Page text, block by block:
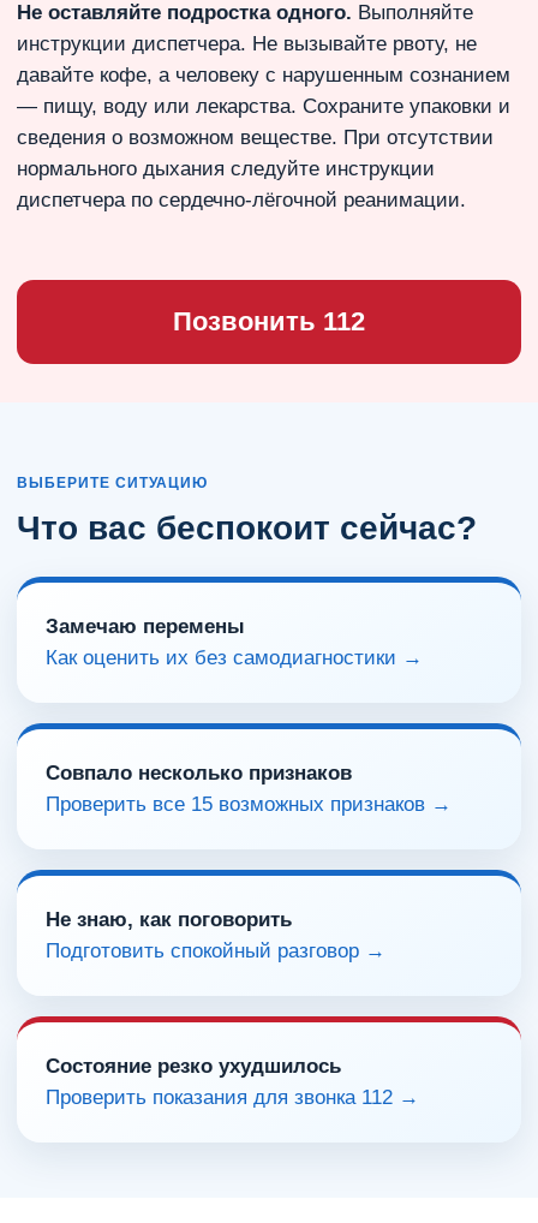
Не оставляйте подростка одного. Выполняйте
инструкции диспетчера. Не вызывайте рвоту, не
давайте кофе, а человеку с нарушенным сознанием
— пищу, воду или лекарства. Сохраните упаковки и
сведения о возможном веществе. При отсутствии
нормального дыхания следуйте инструкции
диспетчера по сердечно-лёгочной реанимации.
Позвонить 112
ВЫБЕРИТЕ СИТУАЦИЮ
Что вас беспокоит сейчас?
Замечаю перемены
Как оценить их без самодиагностики →
Совпало несколько признаков
Проверить все 15 возможных признаков →
Не знаю, как поговорить
Подготовить спокойный разговор →
Состояние резко ухудшилось
Проверить показания для звонка 112 →